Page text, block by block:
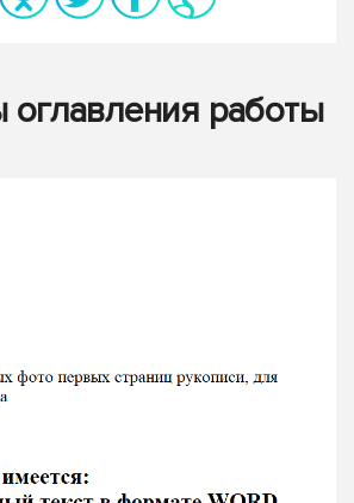
оглавления работы